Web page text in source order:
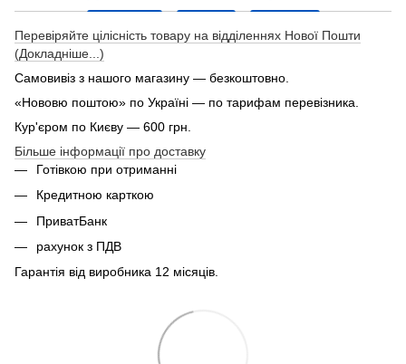
Перевіряйте цілісність товару на відділеннях Нової Пошти
(Докладніше...)
Самовивіз з нашого магазину — безкоштовно.
«Нововю поштою» по Україні — по тарифам перевізника.
Кур'єром по Києву — 600 грн.
Більше інформації про доставку
Готівкою при отриманні
Кредитною карткою
ПриватБанк
рахунок з ПДВ
Гарантія від виробника 12 місяців.